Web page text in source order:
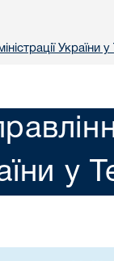
України у
у